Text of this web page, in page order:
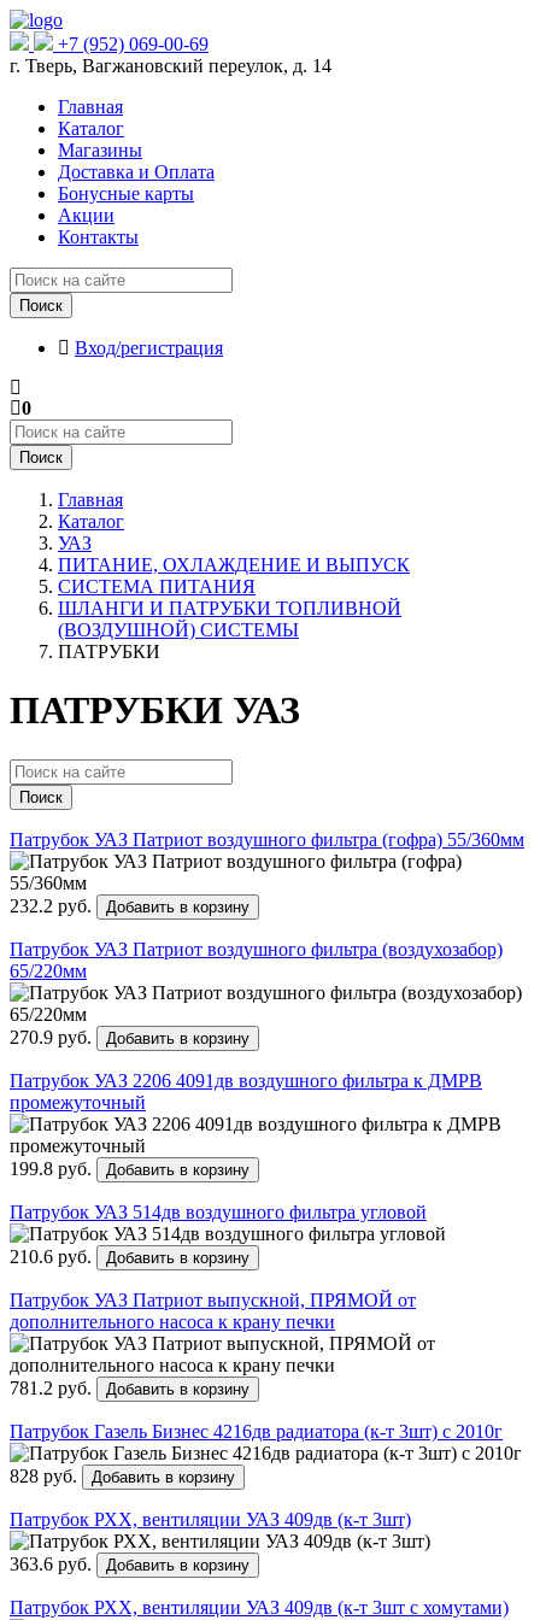
+7 (952) 069-00-69
г. Тверь, Вагжановский переулок, д. 14
Главная
Каталог
Магазины
Доставка и Оплата
Бонусные карты
Акции
Контакты
Поиск
Вход/регистрация
0
Поиск
Главная
Каталог
УАЗ
ПИТАНИЕ, ОХЛАЖДЕНИЕ И ВЫПУСК
СИСТЕМА ПИТАНИЯ
ШЛАНГИ И ПАТРУБКИ ТОПЛИВНОЙ
(ВОЗДУШНОЙ) СИСТЕМЫ
ПАТРУБКИ
ПАТРУБКИ УАЗ
Поиск
Патрубок УАЗ Патриот воздушного фильтра (гофра) 55/360мм
232.2 руб. Добавить в корзину
Патрубок УАЗ Патриот воздушного фильтра (воздухозабор)
65/220мм
270.9 руб. Добавить в корзину
Патрубок УАЗ 2206 4091дв воздушного фильтра к ДМРВ
промежуточный
199.8 руб. Добавить в корзину
Патрубок УАЗ 514дв воздушного фильтра угловой
210.6 руб. Добавить в корзину
Патрубок УАЗ Патриот выпускной, ПРЯМОЙ от
дополнительного насоса к крану печки
781.2 руб. Добавить в корзину
Патрубок Газель Бизнес 4216дв радиатора (к-т 3шт) с 2010г
828 руб. Добавить в корзину
Патрубок РХХ, вентиляции УАЗ 409дв (к-т 3шт)
363.6 руб. Добавить в корзину
Патрубок РХХ, вентиляции УАЗ 409дв (к-т 3шт с хомутами)